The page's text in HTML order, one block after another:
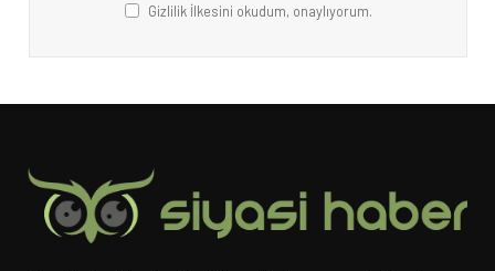
Gizlilik İlkesini okudum, onaylıyorum.